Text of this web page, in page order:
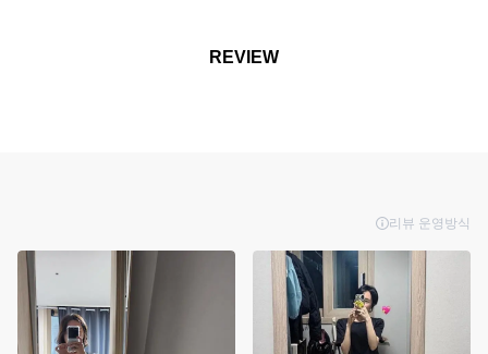
REVIEW